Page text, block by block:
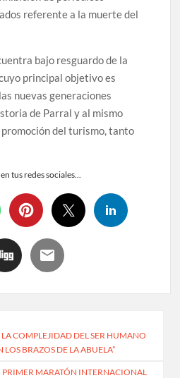
referente a la muerte del
bajo resguardo de la
principal objetivo es
nuevas generaciones
de Parral y al mismo
del turismo, tanto
tus redes sociales...
COMPLEJIDAD DEL SER HUMANO
LOS BRAZOS DE LA ABUELA”
MARATÓN INTERNACIONAL